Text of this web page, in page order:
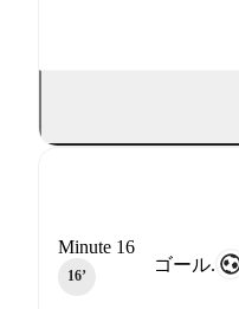
ゴール.
Minute 16
16‎’‎